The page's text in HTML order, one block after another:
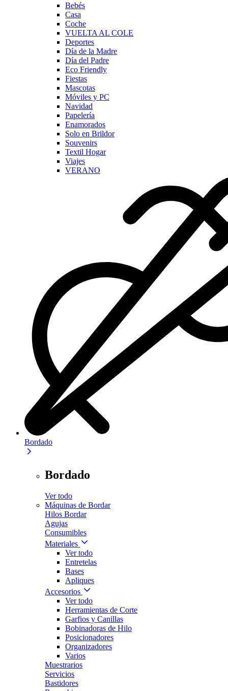
Bebés
Casa
Coche
VUELTA AL COLE
Deportes
Día de la Madre
Día del Padre
Eco Friendly
Fiestas
Mascotas
Móviles y PC
Navidad
Papelería
Enamorados
Solo en Brildor
Souvenirs
Textil Hogar
Viajes
VERANO
Bordado
Bordado
Ver todo
Máquinas de Bordar
Hilos Bordar
Agujas
Consumibles
Materiales
Ver todo
Entretelas
Bases
Apliques
Accesorios
Ver todo
Herramientas de Corte
Garfios y Canillas
Bobinadoras de Hilo
Posicionadores
Organizadores
Varios
Muestrarios
Servicios
Bastidores